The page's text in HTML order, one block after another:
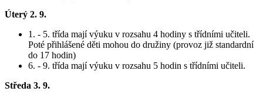
Úterý 2. 9.
1. - 5. třída mají výuku v rozsahu 4 hodiny s třídními učiteli.
Poté přihlášené děti mohou do družiny (provoz již standardní
do 17 hodin)
6. - 9. třída mají výuku v rozsahu 5 hodin s třídními učiteli.
Středa 3. 9.